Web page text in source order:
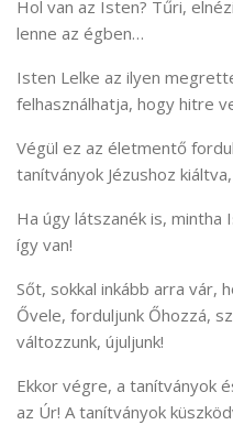
Hol van az Isten? Tűri,
lenne az égben…
Isten Lelke az ilyen
felhasználhatja, hogy hitre
Végül ez az életmentő
tanítványok Jézushoz
Ha úgy látszanék is,
így van!
Sőt, sokkal inkább arra vár,
Ővele, forduljunk Őhozzá,
változzunk, újuljunk!
Ekkor végre, a tanítványok
az Úr! A tanítványok